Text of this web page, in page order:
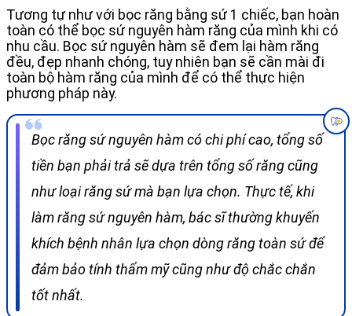
Tương tự như với bọc răng bằng sứ 1 chiếc, bạn hoàn
toàn có thể bọc sứ nguyên hàm răng của mình khi có
nhu cầu. Bọc sứ nguyên hàm sẽ đem lại hàm răng
đều, đẹp nhanh chóng, tuy nhiên bạn sẽ cần mài đi
toàn bộ hàm răng của mình để có thể thực hiện
phương pháp này.
Bọc răng sứ nguyên hàm có chi phí cao, tổng số
tiền bạn phải trả sẽ dựa trên tổng số răng cũng
như loại răng sứ mà bạn lựa chọn. Thực tế, khi
làm răng sứ nguyên hàm, bác sĩ thường khuyến
khích bệnh nhân lựa chọn dòng răng toàn sứ để
đảm bảo tính thẩm mỹ cũng như độ chắc chắn
tốt nhất.